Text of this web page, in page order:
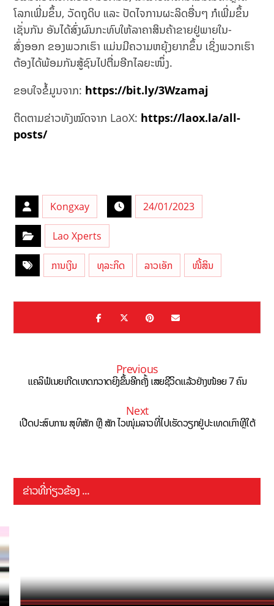
ໂລກເພີ່ມຂຶ້ນ, ວັດຖຸດິບ ແລະ ປັດໄຈການຜະລິດອື່ນໆ ກໍເພີ່ມຂຶ້ນ
ເຊັ່ນກັນ ອັນໄດ້ສົ່ງຜົນກະທົບໃຫ້ລາຄາສິນຄ້າຂາຍຢູ່ພາຍໃນ-
ສົ່ງອອກ ຂອງພວກເຮົາ ແມ່ນມີຄວາມຫຍຸ້ງຍາກຂຶ້ນ ເຊິ່ງພວກເຮົາ
ຕ້ອງໄດ້ພ້ອມກັນສູ້ຊົນໄປຕື່ມອີກໄລຍະໜຶ່ງ.
ຂອບໃຈຂໍ້ມູນຈາກ: https://bit.ly/3Wzamaj
ຕິດຕາມຂ່າວທັງໝົດຈາກ LaoX: https://laox.la/all-
posts/
Kongxay 24/01/2023
Lao Xperts
ການເງິນ ທຸລະກິດ ລາວເອັກ ໜີ້ສິນ
Previous
ແຄລິຟໍເນຍເກີດເຫດກວາດຍິງຂຶ້ນອີກຄັ້ງ ເສຍຊີວິດແລ້ວຢ່າງໜ້ອຍ 7 ຄົນ
Next
ເປີດປະສົບການ ສຸທິສັກ ຫຼື ສັກ ໄວໜຸ່ມລາວທີ່ໄປເຮັດວຽກຢູ່ປະເທດເກົາຫຼີໃຕ້
ຂ່າວທີ່ກ່ຽວຂ້ອງ ...